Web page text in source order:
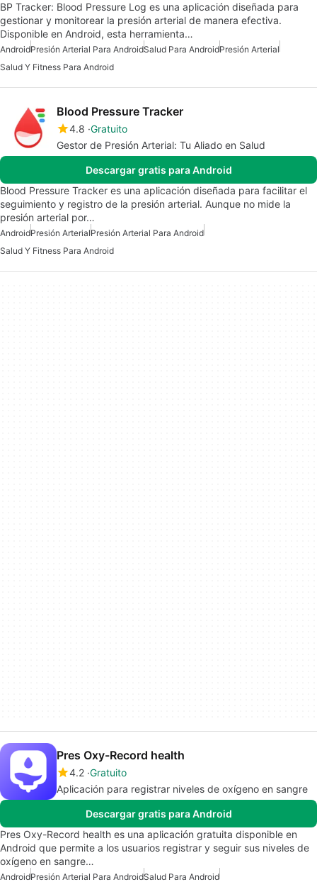
BP Tracker: Blood Pressure Log es una aplicación diseñada para
gestionar y monitorear la presión arterial de manera efectiva.
Disponible en Android, esta herramienta…
AndroidPresión Arterial Para AndroidSalud Para AndroidPresión Arterial
Salud Y Fitness Para Android
Blood Pressure Tracker
4.8 Gratuito
Gestor de Presión Arterial: Tu Aliado en Salud
Descargar gratis para Android
Blood Pressure Tracker es una aplicación diseñada para facilitar el
seguimiento y registro de la presión arterial. Aunque no mide la
presión arterial por…
AndroidPresión ArterialPresión Arterial Para Android
Salud Y Fitness Para Android
Pres Oxy-Record health
4.2 Gratuito
Aplicación para registrar niveles de oxígeno en sangre
Descargar gratis para Android
Pres Oxy-Record health es una aplicación gratuita disponible en
Android que permite a los usuarios registrar y seguir sus niveles de
oxígeno en sangre…
AndroidPresión Arterial Para AndroidSalud Para Android